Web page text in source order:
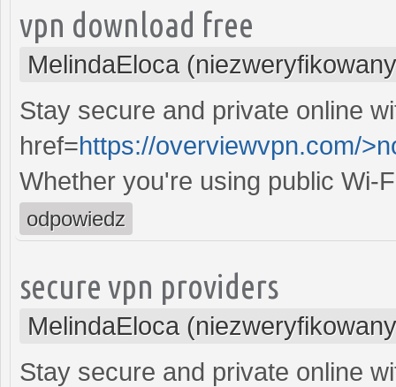
vpn download free
MelindaEloca
Stay secure and private online
href=https://overviewvpn.com/
Whether you're using public Wi-
odpowiedz
secure vpn providers
MelindaEloca
Stay secure and private online